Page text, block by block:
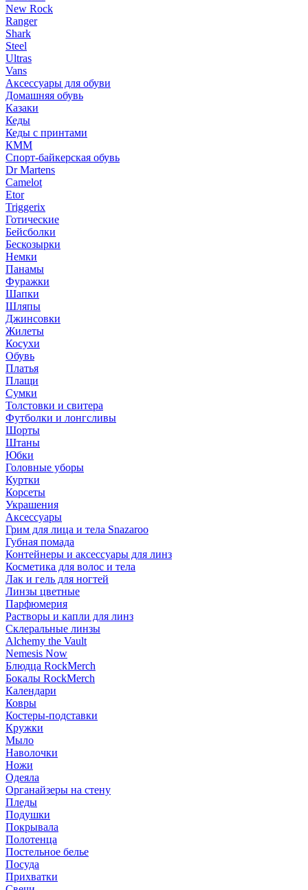
New Rock
Ranger
Shark
Steel
Ultras
Vans
Аксессуары для обуви
Домашняя обувь
Казаки
Кеды
Кеды с принтами
КММ
Спорт-байкерская обувь
Dr Martens
Camelot
Etor
Triggerix
Готические
Бейсболки
Бескозырки
Немки
Панамы
Фуражки
Шапки
Шляпы
Джинсовки
Жилеты
Косухи
Обувь
Платья
Плащи
Сумки
Толстовки и свитера
Футболки и лонгсливы
Шорты
Штаны
Юбки
Головные уборы
Куртки
Корсеты
Украшения
Аксессуары
Грим для лица и тела Snazaroo
Губная помада
Контейнеры и аксессуары для линз
Косметика для волос и тела
Лак и гель для ногтей
Линзы цветные
Парфюмерия
Растворы и капли для линз
Склеральные линзы
Alchemy the Vault
Nemesis Now
Блюдца RockMerch
Бокалы RockMerch
Календари
Ковры
Костеры-подставки
Кружки
Мыло
Наволочки
Ножи
Одеяла
Органайзеры на стену
Пледы
Подушки
Покрывала
Полотенца
Постельное белье
Посуда
Прихватки